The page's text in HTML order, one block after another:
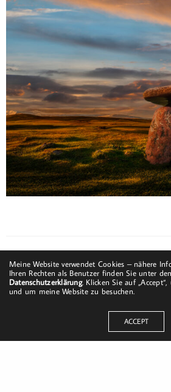
Meine Website verwendet Cookies – nähere
Ihren Rechten als Benutzer finden Sie unter
Datenschutzerklärung. Klicken Sie auf
und um meine Website zu besuchen.
ACCEPT